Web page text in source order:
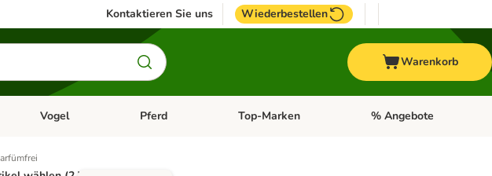
Kontaktieren Sie uns Wiederbestellen
Warenkorb
Zubehör
öffnen: Kleintier
Kategorie-Menü öffnen: Fisch
Vogel Kategorie-Menü öffnen: Vogel
Pferd Kategorie-Menü öffnen: Pferd
Top-Marken Kategorie-Menü öffnen:
% Angebote